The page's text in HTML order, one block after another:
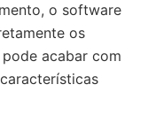
o software
os
acabar com